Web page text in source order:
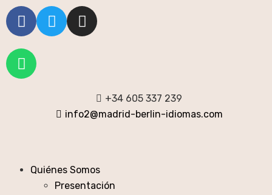
+34 605 337 239
info2@madrid-berlin-idiomas.com
Quiénes Somos
Presentación